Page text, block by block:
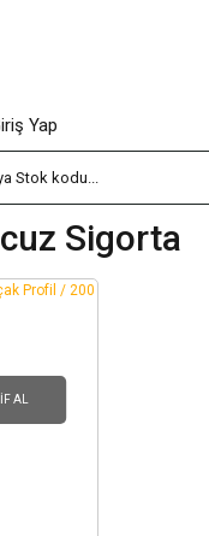
Yap
Sigorta
AL